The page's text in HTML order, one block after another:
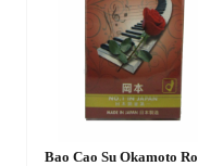
Bao Cao Su Okamoto